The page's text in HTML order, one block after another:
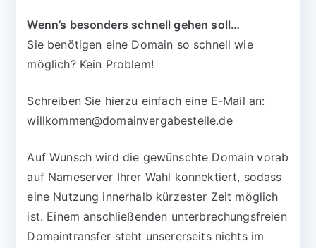
Wenn’s besonders schnell gehen soll…
Sie benötigen eine Domain so schnell wie
möglich? Kein Problem!
Schreiben Sie hierzu einfach eine E-Mail an:
willkommen@domainvergabestelle.de
Auf Wunsch wird die gewünschte Domain vorab
auf Nameserver Ihrer Wahl konnektiert, sodass
eine Nutzung innerhalb kürzester Zeit möglich
ist. Einem anschließenden unterbrechungsfreien
Domaintransfer steht unsererseits nichts im